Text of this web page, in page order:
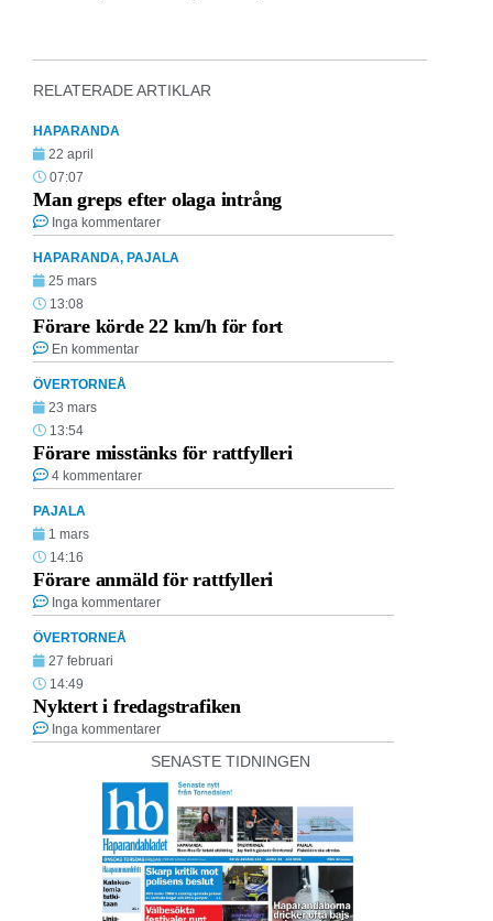
RELATERADE ARTIKLAR
HAPARANDA
22 april
07:07
Man greps efter olaga intrång
Inga kommentarer
HAPARANDA, PAJALA
25 mars
13:08
Förare körde 22 km/h för fort
En kommentar
ÖVERTORNEÅ
23 mars
13:54
Förare misstänks för rattfylleri
4 kommentarer
PAJALA
1 mars
14:16
Förare anmäld för rattfylleri
Inga kommentarer
ÖVERTORNEÅ
27 februari
14:49
Nyktert i fredagstrafiken
Inga kommentarer
SENASTE TIDNINGEN